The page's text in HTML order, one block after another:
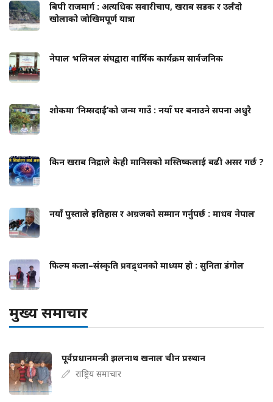
बिपी राजमार्ग : अत्यधिक सवारीचाप, खराब सडक र उर्लँदो
खोलाको जोखिमपूर्ण यात्रा
नेपाल भलिबल संघद्वारा वार्षिक कार्यक्रम सार्वजनिक
शोकमा ‘निम्सदाई’को जन्म गाउँ : नयाँ घर बनाउने सपना अधुरै
किन खराब निद्राले केही मानिसको मस्तिष्कलाई बढी असर गर्छ ?
नयाँ पुस्ताले इतिहास र अग्रजको सम्मान गर्नुपर्छ : माधव नेपाल
फिल्म कला–संस्कृति प्रवद्र्धनको माध्यम हो : सुनिता डंगोल
मुख्य समाचार
पूर्वप्रधानमन्त्री झलनाथ खनाल चीन प्रस्थान
राष्ट्रिय समाचार